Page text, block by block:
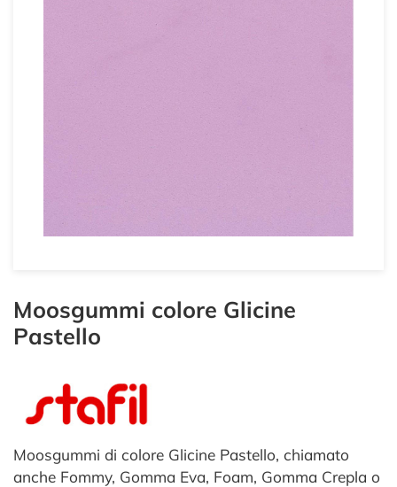
Moosgummi colore Glicine
Pastello
Moosgummi di colore Glicine Pastello, chiamato
anche Fommy, Gomma Eva, Foam, Gomma Crepla o